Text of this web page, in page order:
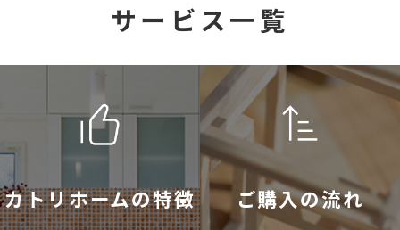
サービス一覧
カトリホームの特徴 ご購入の流れ